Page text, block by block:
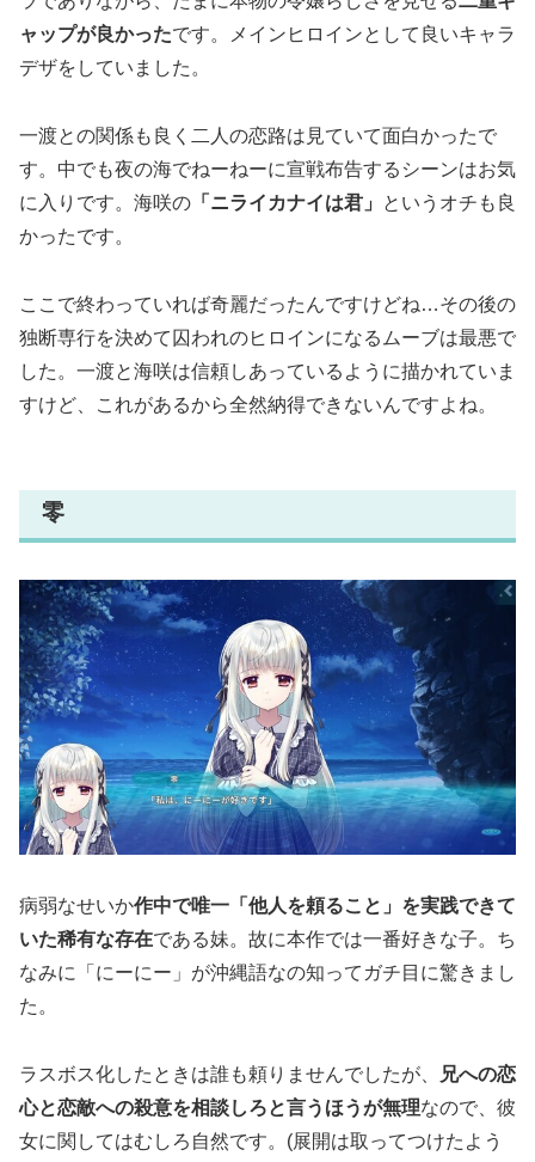
ャップが良かったです。メインヒロインとして良いキャラ
デザをしていました。
一渡との関係も良く二人の恋路は見ていて面白かったで
す。中でも夜の海でねーねーに宣戦布告するシーンはお気
に入りです。海咲の 「ニライカナイは君」
というオチも良
かったです。
ここで終わっていれば奇麗だったんですけどね…その後の
独断専行を決めて囚われのヒロインになるムーブは最悪で
した。一渡と海咲は信頼しあっているように描かれていま
すけど、これがあるから全然納得できないんですよね。
零
病弱なせいか作中で唯一「他人を頼ること」を実践できて
いた稀有な存在である妹。故に本作では一番好きな子。ち
なみに「にーにー」が沖縄語なの知ってガチ目に驚きまし
た。
ラスボス化したときは誰も頼りませんでしたが、
兄への恋
心と恋敵への殺意を相談しろと言うほうが無理なので、彼
女に関してはむしろ自然です。(展開は取ってつけたよう